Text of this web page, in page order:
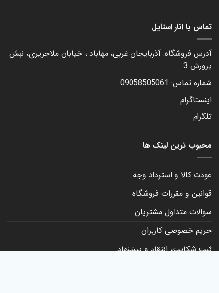
تماس با انار استایل
آدرس فروشگاه: آذربایجان غربی، مهاباد ، خیابان ملاجزیری، نبش
پرورش 3
شماره تماس: 09058505061
اینستاگرام
تلگرام
محبوب ترین لینک ها
عودت کالا و استرداد وجه
قوانین و مقررات فروشگاه
سوالات متداول مشتریان
حریم خصوصی کاربران
ثبت شکایت، انتقاد و پیشنهاد